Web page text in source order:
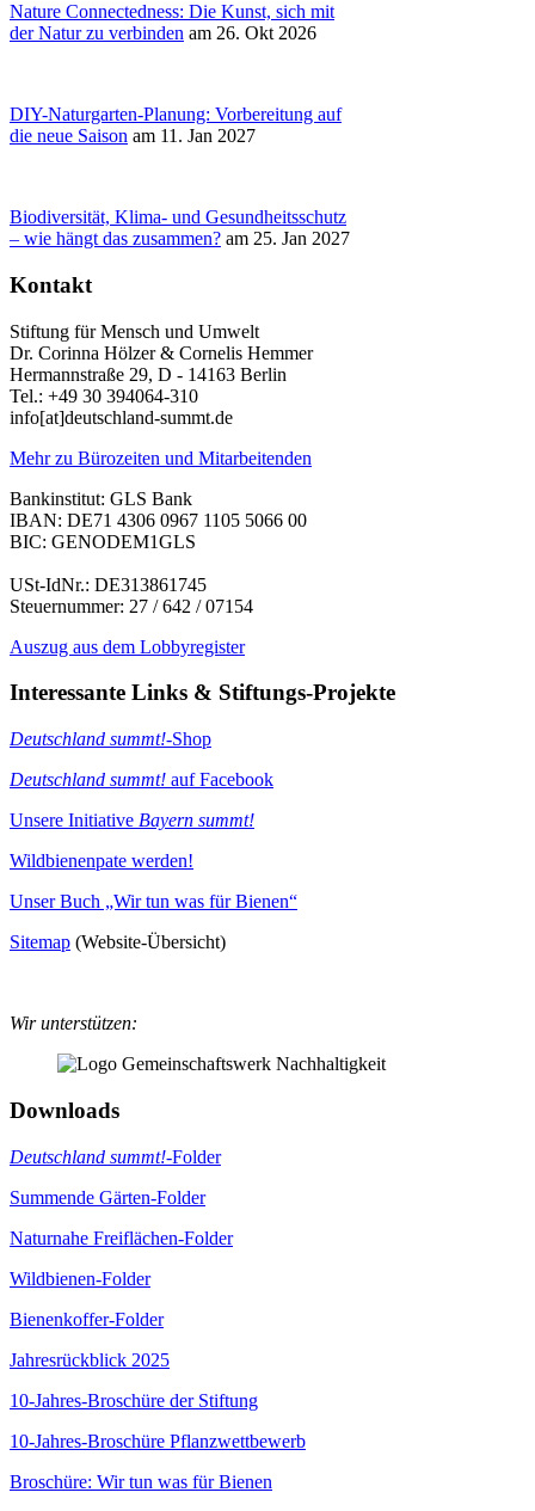
Nature Connectedness: Die Kunst, sich mit
der Natur zu verbinden am 26. Okt 2026
DIY-Naturgarten-Planung: Vorbereitung auf
die neue Saison am 11. Jan 2027
Biodiversität, Klima- und Gesundheitsschutz
– wie hängt das zusammen? am 25. Jan 2027
Kontakt
Stiftung für Mensch und Umwelt
Dr. Corinna Hölzer & Cornelis Hemmer
Hermannstraße 29, D - 14163 Berlin
Tel.: +49 30 394064-310
info[at]deutschland-summt.de
Mehr zu Bürozeiten und Mitarbeitenden
Bankinstitut: GLS Bank
IBAN: DE71 4306 0967 1105 5066 00
BIC: GENODEM1GLS
USt-IdNr.: DE313861745
Steuernummer: 27 / 642 / 07154
Auszug aus dem Lobbyregister
Interessante Links & Stiftungs-Projekte
Deutschland summt!-Shop
Deutschland summt! auf Facebook
Unsere Initiative Bayern summt!
Wildbienenpate werden!
Unser Buch „Wir tun was für Bienen“
Sitemap (Website-Übersicht)
Wir unterstützen:
Downloads
Deutschland summt!-Folder
Summende Gärten-Folder
Naturnahe Freiflächen-Folder
Wildbienen-Folder
Bienenkoffer-Folder
Jahresrückblick 2025
10-Jahres-Broschüre der Stiftung
10-Jahres-Broschüre Pflanzwettbewerb
Broschüre: Wir tun was für Bienen